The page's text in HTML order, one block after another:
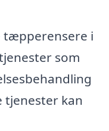
tæpperensere i
som
tjenester kan